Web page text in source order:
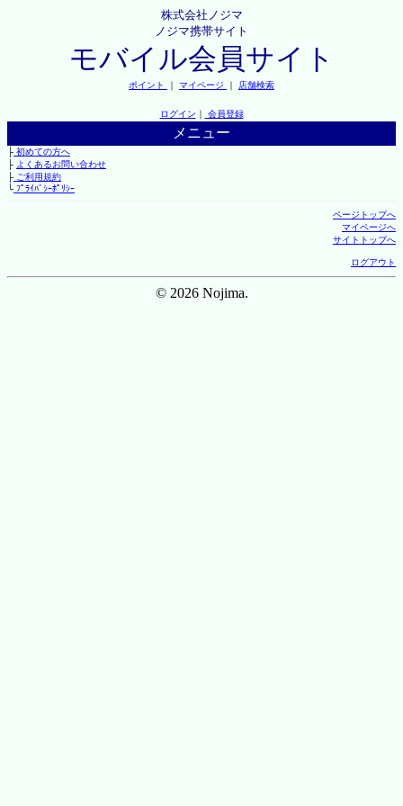
株式会社ノジマ
ノジマ携帯サイト
モバイル会員サイト
ポイント ｜ マイページ ｜ 店舗検索
ログイン ｜ 会員登録
メニュー
├初めての方へ
├ よくあるお問い合わせ
├ご利用規約
└ﾌﾟﾗｲﾊﾞｼｰﾎﾟﾘｼｰ
ページトップへ
マイページへ
サイトトップへ
ログアウト
© 2026 Nojima.